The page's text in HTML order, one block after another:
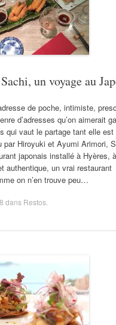
un voyage au
de poche, intimiste,
d’adresses qu’on aimerait
qui vaut le partage tant elle est
par Hiroyuki et Ayumi Arimori,
japonais installé à Hyères,
authentique, un vrai restaurant
on n’en trouve peu…
dans Restos.